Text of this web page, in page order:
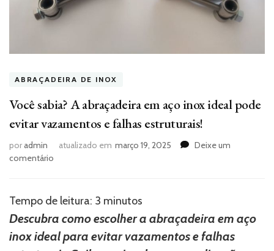
ABRAÇADEIRA DE INOX
Você sabia? A abraçadeira em aço inox ideal pode
evitar vazamentos e falhas estruturais!
poradmin atualizado em março 19, 2025
Deixe um
comentário
em
aço
inox
Tempo de leitura: 3 minutos
Descubra como escolher a abraçadeira em aço
inox ideal para evitar vazamentos e falhas